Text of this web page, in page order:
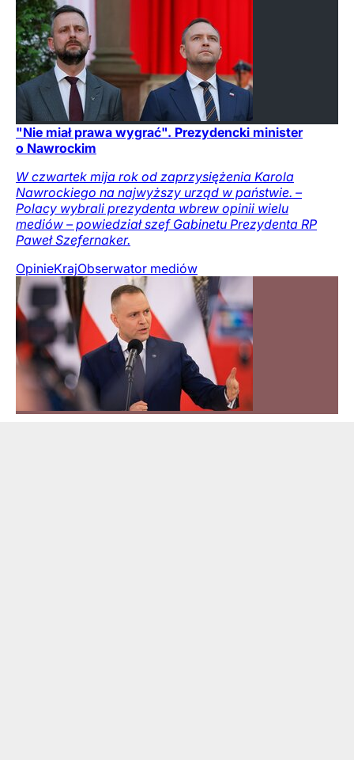
"Nie miał prawa wygrać". Prezydencki minister
o Nawrockim
W czwartek mija rok od zaprzysiężenia Karola
Nawrockiego na najwyższy urząd w państwie. –
Polacy wybrali prezydenta wbrew opinii wielu
mediów – powiedział szef Gabinetu Prezydenta RP
Paweł Szefernaker.
OpinieKrajObserwator mediów